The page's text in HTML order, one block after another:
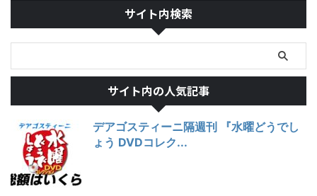
サイト内検索
サイト内の人気記事
デアゴスティーニ隔週刊 『水曜どうでし
ょう DVDコレク...